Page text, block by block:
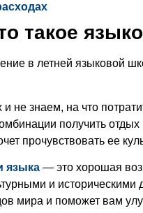
такое
в летней языковой
не знаем, на что
получить
прочувствовать ее
языка — это хорошая
и
мира и поможет вам